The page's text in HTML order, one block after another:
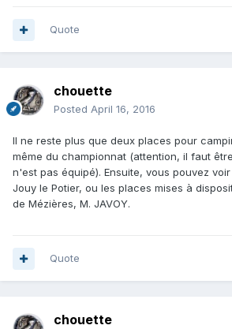
Quote
chouette
Posted April 16, 2016
Il ne reste plus que deux places pour
même du championnat (attention, il faut
n'est pas équipé). Ensuite, vous pouvez
Jouy le Potier, ou les places mises à
de Mézières, M. JAVOY.
Quote
chouette